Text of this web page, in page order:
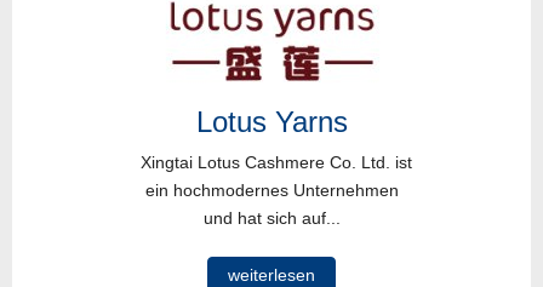
Lotus Yarns
Xingtai Lotus Cashmere Co. Ltd. ist
ein hochmodernes Unternehmen
und hat sich auf...
weiterlesen